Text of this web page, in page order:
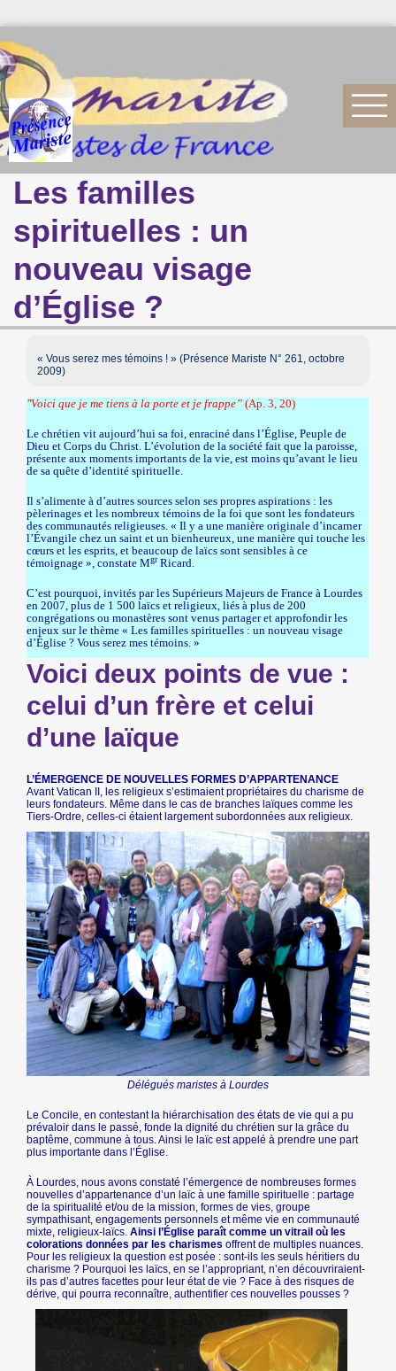
Les familles
spirituelles : un
nouveau visage
d’Église ?
« Vous serez mes témoins ! » (Présence Mariste N° 261, octobre
2009)
"Voici que je me tiens à la porte et je frappe’’ (Ap. 3, 20)
Le chrétien vit aujourd’hui sa foi, enraciné dans l’Église, Peuple de
Dieu et Corps du Christ. L’évolution de la société fait que la paroisse,
présente aux moments importants de la vie, est moins qu’avant le lieu
de sa quête d’identité spirituelle.
Il s’alimente à d’autres sources selon ses propres aspirations : les
pèlerinages et les nombreux témoins de la foi que sont les fondateurs
des communautés religieuses. « Il y a une manière originale d’incarner
l’Évangile chez un saint et un bienheureux, une manière qui touche les
cœurs et les esprits, et beaucoup de laïcs sont sensibles à ce
témoignage », constate MgrRicard.
C’est pourquoi, invités par les Supérieurs Majeurs de France à Lourdes
en 2007, plus de 1 500 laïcs et religieux, liés à plus de 200
congrégations ou monastères sont venus partager et approfondir les
enjeux sur le thème « Les familles spirituelles : un nouveau visage
d’Église ? Vous serez mes témoins. »
Voici deux points de vue :
celui d’un frère et celui
d’une laïque
L’ÉMERGENCE DE NOUVELLES FORMES D’APPARTENANCE
Avant Vatican II, les religieux s’estimaient propriétaires du charisme de
leurs fondateurs. Même dans le cas de branches laïques comme les
Tiers-Ordre, celles-ci étaient largement subordonnées aux religieux.
Délégués maristes à Lourdes
Le Concile, en contestant la hiérarchisation des états de vie qui a pu
prévaloir dans le passé, fonde la dignité du chrétien sur la grâce du
baptême, commune à tous. Ainsi le laïc est appelé à prendre une part
plus importante dans l’Église.
À Lourdes, nous avons constaté l’émergence de nombreuses formes
nouvelles d’appartenance d’un laïc à une famille spirituelle : partage
de la spiritualité et/ou de la mission, formes de vies, groupe
sympathisant, engagements personnels et même vie en communauté
mixte, religieux-laïcs.Ainsi l’Église paraît comme un vitrail où les
colorations données par les charismes offrent de multiples nuances.
Pour les religieux la question est posée : sont-ils les seuls héritiers du
charisme ? Pourquoi les laïcs, en se l’appropriant, n’en découvriraient-
ils pas d’autres facettes pour leur état de vie ? Face à des risques de
dérive, qui pourra reconnaître, authentifier ces nouvelles pousses ?